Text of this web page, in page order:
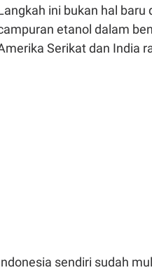
ini bukan hal
etanol dalam
Serikat dan India
sendiri sudah